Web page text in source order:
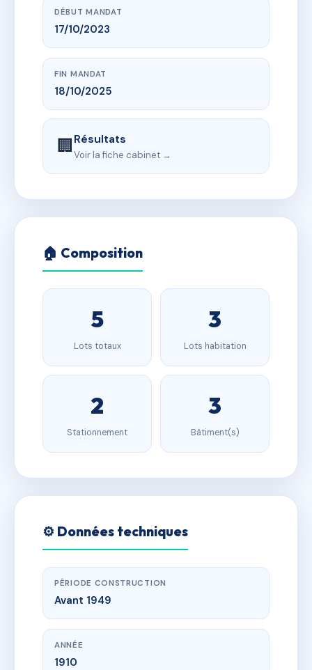
DÉBUT MANDAT
17/10/2023
FIN MANDAT
18/10/2025
🏢Résultats
Voir la fiche cabinet →
🏠 Composition
5
Lots totaux
3
Lots habitation
2
Stationnement
3
Bâtiment(s)
⚙️ Données techniques
PÉRIODE CONSTRUCTION
Avant 1949
ANNÉE
1910